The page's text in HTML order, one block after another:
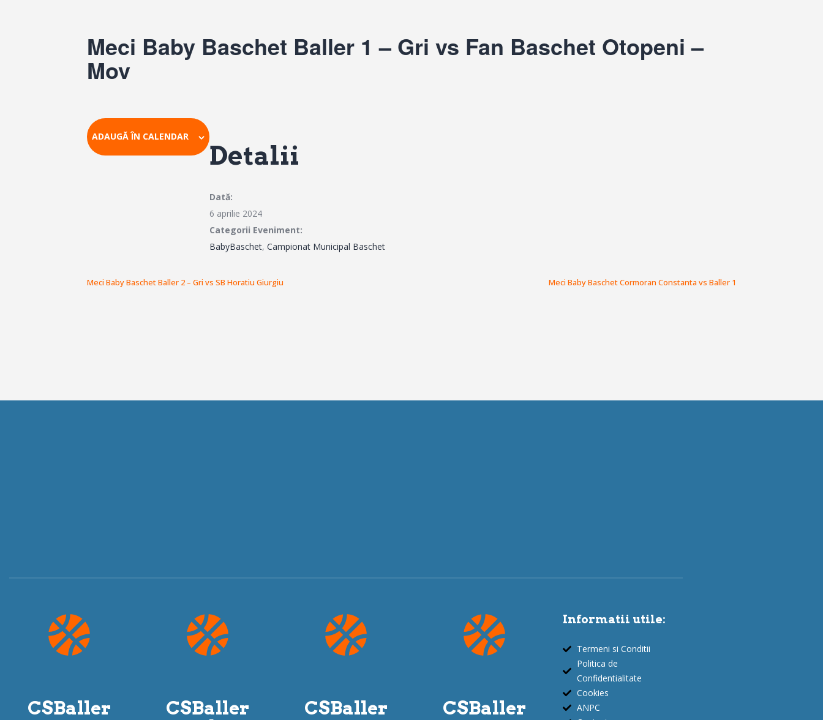
Meci Baby Baschet Baller 1 – Gri vs Fan Baschet Otopeni –
Mov
ADAUGĂ ÎN CALENDAR
Detalii
Dată:
6 aprilie 2024
Categorii Eveniment:
BabyBaschet, Campionat Municipal Baschet
Meci Baby Baschet Baller 2 – Gri vs SB Horatiu Giurgiu Meci Baby Baschet Cormoran Constanta vs Baller 1
CSBaller
CSBaller
CSBaller
CSBaller
Informatii utile:
Termeni si Conditii
Politica de
Confidentialitate
Cookies
ANPC